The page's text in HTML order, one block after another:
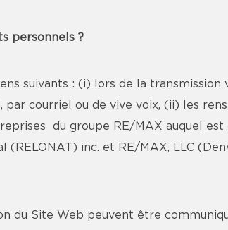
personnels ?
suivants : (i) lors de la
courriel ou de vive voix, (ii) les
du groupe RE/MAX auquel est
inc. et RE/MAX, LLC
du Site Web peuvent être